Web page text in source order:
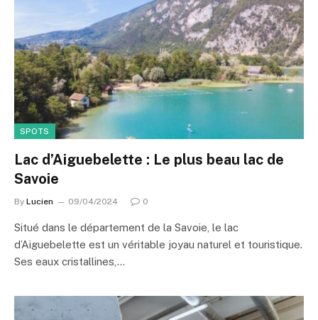
SPOTS
Lac d’Aiguebelette : Le plus beau lac de
Savoie
By Lucien 09/04/2024 0
Situé dans le département de la Savoie, le lac
d’Aiguebelette est un véritable joyau naturel et touristique.
Ses eaux cristallines,…